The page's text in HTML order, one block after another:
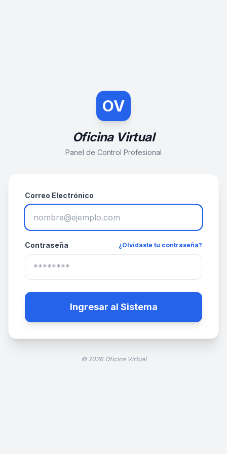
OV
Oficina Virtual
Panel de Control Profesional
Correo Electrónico
Contraseña ¿Olvidaste tu contraseña?
Ingresar al Sistema
© 2026 Oficina Virtual